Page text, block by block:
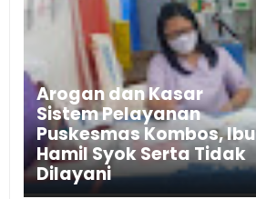
Arogan dan Kasar
Sistem Pelayanan
Puskesmas Kombos, Ibu
Hamil Syok Serta Tidak
Dilayani